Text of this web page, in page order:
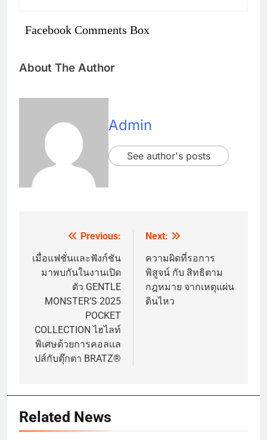
Facebook Comments Box
About The Author
Admin
See author's posts
navigation
Previous:
เมื่อแฟชั่นและฟังก์ชัน
มาพบกันในงานเปิด
ตัว GENTLE
MONSTER’S 2025
POCKET
COLLECTION ไฮไลท์
พิเศษด้วยการคอลแล
ปส์กับตุ๊กตา BRATZ®
Next:
ความผิดที่รอการ
พิสูจน์ กับ สิทธิตาม
กฎหมาย จากเหตุแผ่น
ดินไหว
Related News